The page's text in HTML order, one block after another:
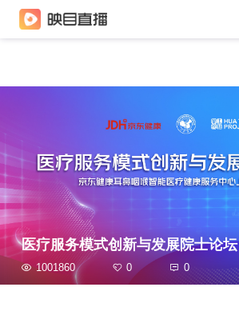
医疗服务模式创新与发展院士论坛
1001860 0 0